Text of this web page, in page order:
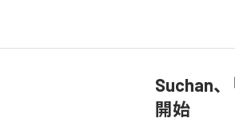
Suchan、
開始